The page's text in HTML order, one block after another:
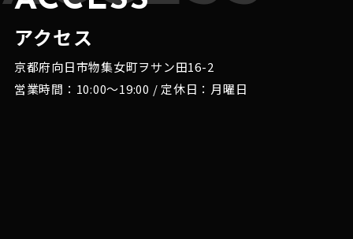
アクセス
京都府向日市物集女町ヲサン田16-2
営業時間：10:00～19:00 / 定休日：月曜日